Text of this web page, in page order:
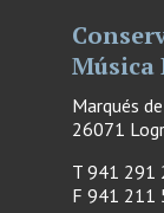
Música
Marqués
26071
T 941 291
F 941 211